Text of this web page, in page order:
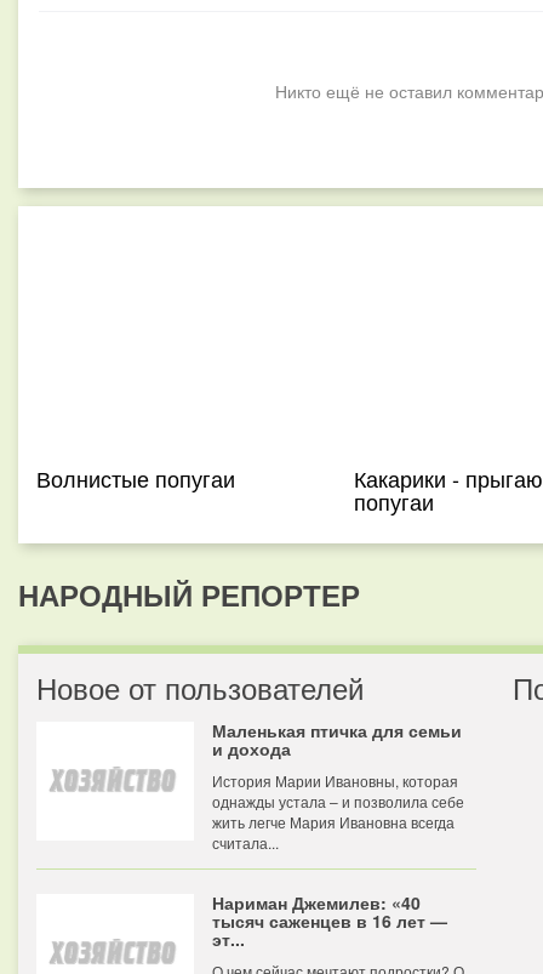
Никто ещё не оставил
Волнистые попугаи Какарики -
попугаи
НАРОДНЫЙ РЕПОРТЕР
Новое от пользователей
Маленькая птичка для семьи
и дохода
История Марии Ивановны, которая
однажды устала – и позволила себе
жить легче Мария Ивановна всегда
считала...
Нариман Джемилев: «40
тысяч саженцев в 16 лет —
эт...